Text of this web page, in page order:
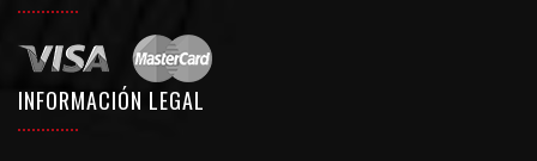
INFORMACIÓN LEGAL